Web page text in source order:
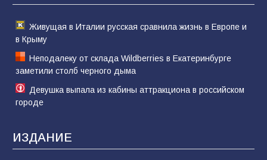
Живущая в Италии русская сравнила жизнь в Европе и
в Крыму
Неподалеку от склада Wildberries в Екатеринбурге
заметили столб черного дыма
Девушка выпала из кабины аттракциона в российском
городе
ИЗДАНИЕ